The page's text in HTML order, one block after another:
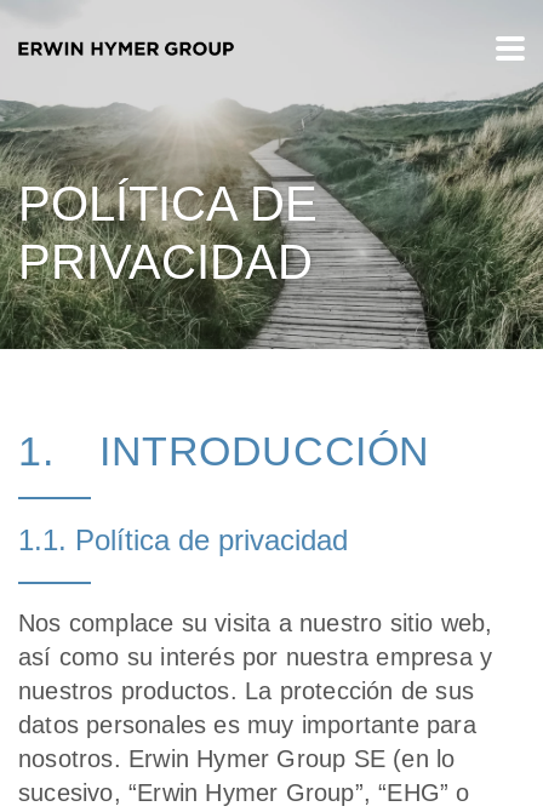
POLÍTICA DE
PRIVACIDAD
1. INTRODUCCIÓN
1.1. Política de privacidad
Nos complace su visita a nuestro sitio web,
así como su interés por nuestra empresa y
nuestros productos. La protección de sus
datos personales es muy importante para
nosotros. Erwin Hymer Group SE (en lo
sucesivo, “Erwin Hymer Group”, “EHG” o